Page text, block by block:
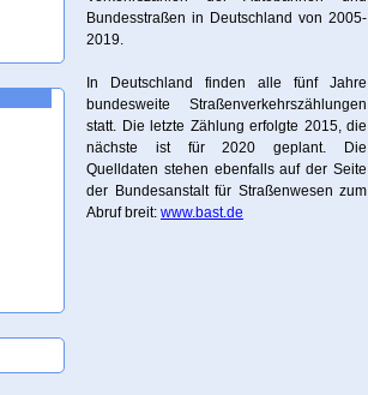
Bundesstraßen in Deutschland von 2005-
2019.
In Deutschland finden alle fünf Jahre
bundesweite Straßenverkehrszählungen
statt. Die letzte Zählung erfolgte 2015, die
nächste ist für 2020 geplant. Die
Quelldaten stehen ebenfalls auf der Seite
der Bundesanstalt für Straßenwesen zum
Abruf breit: www.bast.de